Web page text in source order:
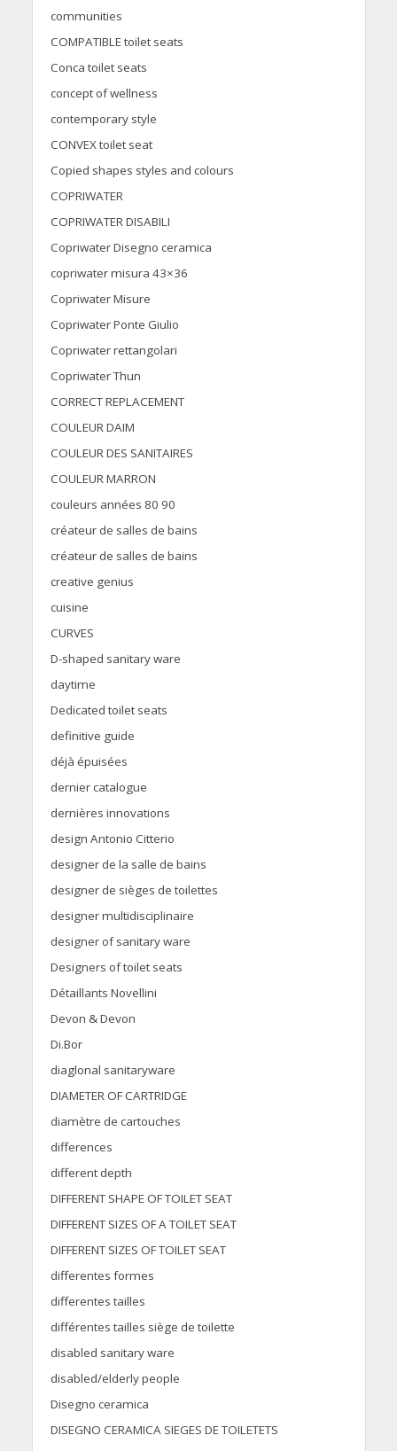
communities
COMPATIBLE toilet seats
Conca toilet seats
concept of wellness
contemporary style
CONVEX toilet seat
Copied shapes styles and colours
COPRIWATER
COPRIWATER DISABILI
Copriwater Disegno ceramica
copriwater misura 43×36
Copriwater Misure
Copriwater Ponte Giulio
Copriwater rettangolari
Copriwater Thun
CORRECT REPLACEMENT
COULEUR DAIM
COULEUR DES SANITAIRES
COULEUR MARRON
couleurs années 80 90
créateur de salles de bains
créateur de salles de bains
creative genius
cuisine
CURVES
D-shaped sanitary ware
daytime
Dedicated toilet seats
definitive guide
déjà épuisées
dernier catalogue
dernières innovations
design Antonio Citterio
designer de la salle de bains
designer de sièges de toilettes
designer multidisciplinaire
designer of sanitary ware
Designers of toilet seats
Détaillants Novellini
Devon & Devon
Di.Bor
diaglonal sanitaryware
DIAMETER OF CARTRIDGE
diamètre de cartouches
differences
different depth
DIFFERENT SHAPE OF TOILET SEAT
DIFFERENT SIZES OF A TOILET SEAT
DIFFERENT SIZES OF TOILET SEAT
differentes formes
differentes tailles
différentes tailles siège de toilette
disabled sanitary ware
disabled/elderly people
Disegno ceramica
DISEGNO CERAMICA SIEGES DE TOILETETS